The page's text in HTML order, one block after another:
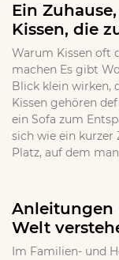
Ein
Kissen, die
Warum Kissen oft
machen Es gibt
Blick klein wirken,
Kissen gehören
ein Sofa zum
sich wie ein
Platz, auf dem
Anleitungen
Welt
Im Familien- und